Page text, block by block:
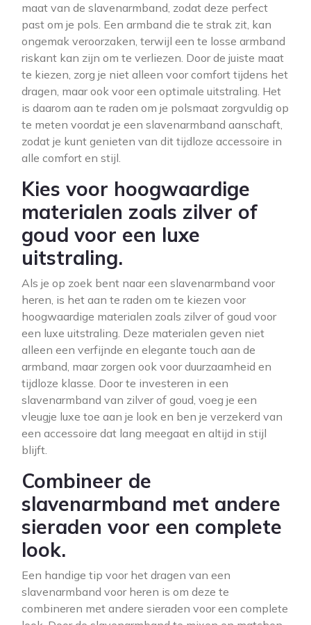
maat van de slavenarmband, zodat deze perfect
past om je pols. Een armband die te strak zit, kan
ongemak veroorzaken, terwijl een te losse armband
riskant kan zijn om te verliezen. Door de juiste maat
te kiezen, zorg je niet alleen voor comfort tijdens het
dragen, maar ook voor een optimale uitstraling. Het
is daarom aan te raden om je polsmaat zorgvuldig op
te meten voordat je een slavenarmband aanschaft,
zodat je kunt genieten van dit tijdloze accessoire in
alle comfort en stijl.
Kies voor hoogwaardige
materialen zoals zilver of
goud voor een luxe
uitstraling.
Als je op zoek bent naar een slavenarmband voor
heren, is het aan te raden om te kiezen voor
hoogwaardige materialen zoals zilver of goud voor
een luxe uitstraling. Deze materialen geven niet
alleen een verfijnde en elegante touch aan de
armband, maar zorgen ook voor duurzaamheid en
tijdloze klasse. Door te investeren in een
slavenarmband van zilver of goud, voeg je een
vleugje luxe toe aan je look en ben je verzekerd van
een accessoire dat lang meegaat en altijd in stijl
blijft.
Combineer de
slavenarmband met andere
sieraden voor een complete
look.
Een handige tip voor het dragen van een
slavenarmband voor heren is om deze te
combineren met andere sieraden voor een complete